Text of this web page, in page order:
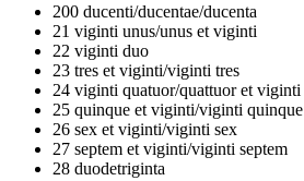
200 ducenti/ducentae/ducenta
21 viginti unus/unus et viginti
22 viginti duo
23 tres et viginti/viginti tres
24 viginti quatuor/quattuor et viginti
25 quinque et viginti/viginti quinque
26 sex et viginti/viginti sex
27 septem et viginti/viginti septem
28 duodetriginta